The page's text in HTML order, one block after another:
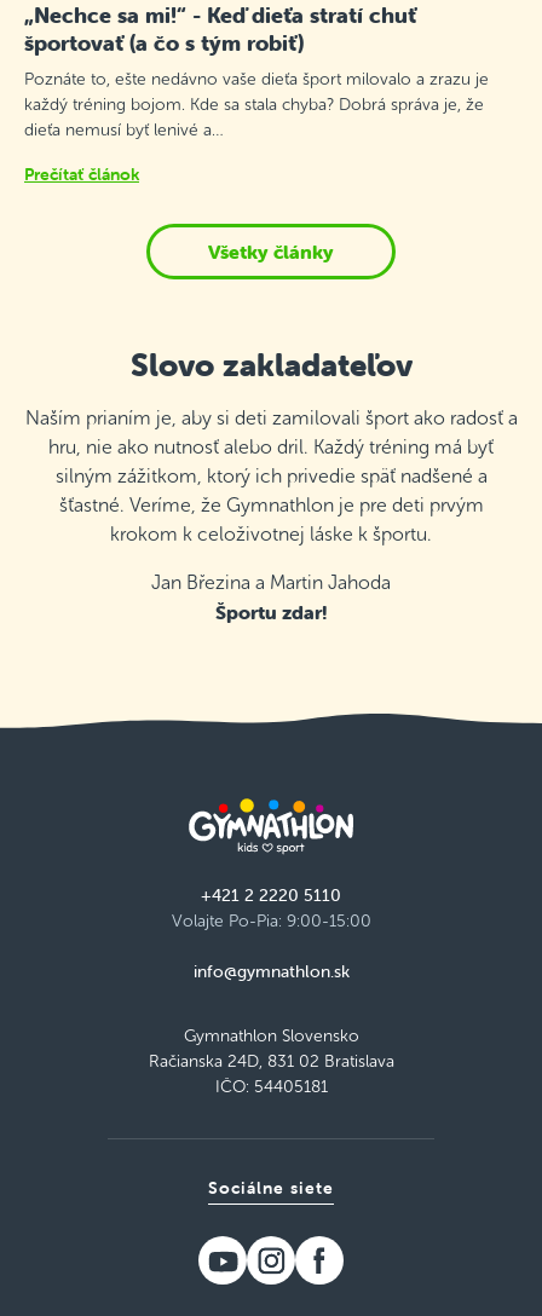
„Nechce sa mi!“ - Keď dieťa stratí chuť
športovať (a čo s tým robiť)
Poznáte to, ešte nedávno vaše dieťa šport milovalo a zrazu je
každý tréning bojom. Kde sa stala chyba? Dobrá správa je, že
dieťa nemusí byť lenivé a…
Prečítať článok
Všetky články
Slovo zakladateľov
Naším prianím je, aby si deti zamilovali šport ako radosť a
hru, nie ako nutnosť alebo dril. Každý tréning má byť
silným zážitkom, ktorý ich privedie späť nadšené a
šťastné. Veríme, že Gymnathlon je pre deti prvým
krokom k celoživotnej láske k športu.
Jan Březina a Martin Jahoda
Športu zdar!
+421 2 2220 5110
Volajte Po-Pia: 9:00-15:00
info@gymnathlon.sk
Gymnathlon Slovensko
Račianska 24D, 831 02 Bratislava
IČO: 54405181
Sociálne siete